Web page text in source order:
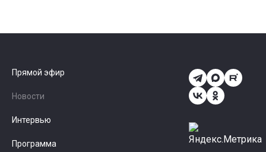
Прямой эфир
Новости
Интервью
Программа